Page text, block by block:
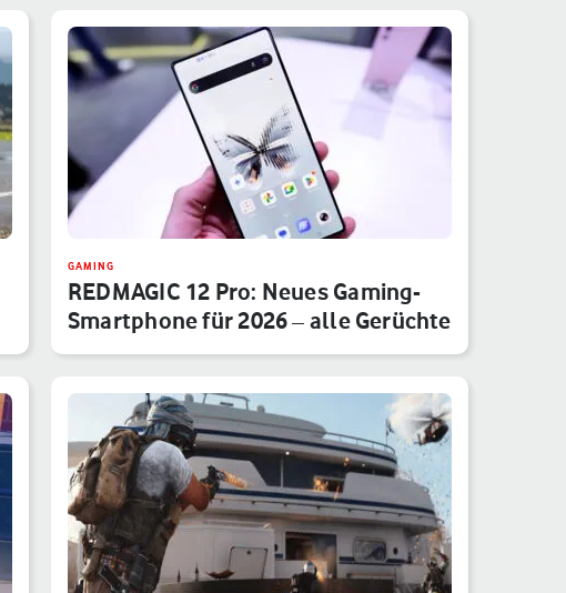
GAMING
REDMAGIC 12 Pro: Neues Gaming-
Smartphone für 2026 – alle Gerüchte